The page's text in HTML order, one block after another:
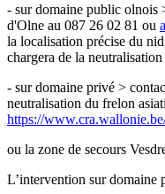
- sur domaine public olnois
d'Olne au 087 26 02 81 ou
la localisation précise du
chargera de la
- sur domaine privé >
neutralisation du frelon
https://
ou la zone de secours
L’intervention sur domaine